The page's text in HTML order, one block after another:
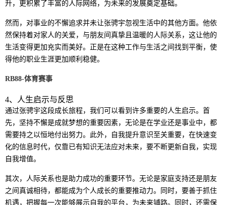
升，更积累了丰富的人际网络，为未来的发展奠定基础。
然而，对事业的不懈追求并未让张骋宇忽视生活中的其他方面。他依
然保持着对家人的关爱，与朋友间真挚且温暖的人际关系，这让他的
生活变得更加充实而美好。正是在这种工作与生活之间找到平衡，使
得他的职业生涯更加顺利稳健。
RB88-体育赛事
4、人生启示与反思
通过张骋宇这段成长旅程，我们可以看到许多重要的人生启示。首
先，坚持不懈是成就梦想的重要因素，无论是在学业还是事业中，都
需要持之以恒地付出努力。此外，自我提升意识至关重要，在快速变
化的信息时代，仅靠已有知识无法应对未来，要不断更新自我，实现
自我增值。
其次，人际关系也是助力成功的重要环节。无论是家庭支持还是朋友
之间真诚相待，都能成为个人成长的重要推动力。同时，要善于抓住
机遇，把握每一次能够展示自我的平台，为未来铺路。同时，还需保